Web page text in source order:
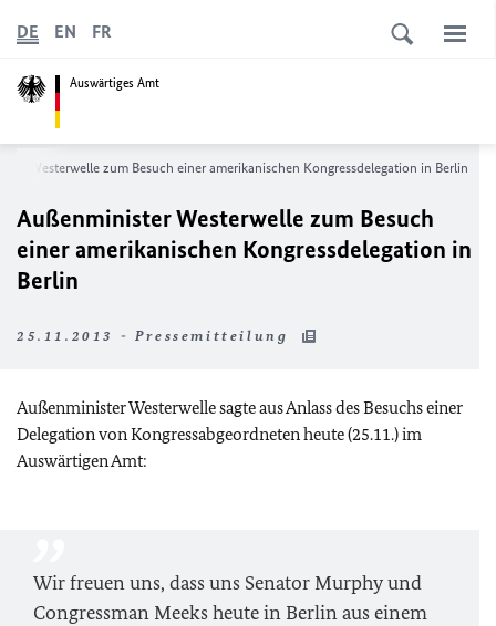
Auswärtiges Amt
DE EN FR
Westerwelle zum Besuch einer amerikanischen Kongressdelegation in Berlin
Außenminister Westerwelle zum Besuch
einer amerikanischen Kongressdelegation in
Berlin
25.11.2013 - Pressemitteilung
Außenminister Westerwelle sagte aus Anlass des Besuchs einer
Delegation von Kongressabgeordneten heute (25.11.) im
Auswärtigen Amt:
Wir freuen uns, dass uns Senator Murphy und
Congressman Meeks heute in Berlin aus einem